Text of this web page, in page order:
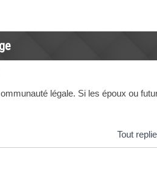
légale. Si les époux ou
Tout